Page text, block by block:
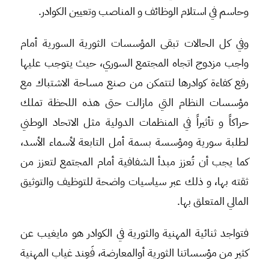
وحاسم في استلام الوظائف و المناصب وتعيين الكوادر.
وفي كل الحالات تبقى المؤسسات الثورية السورية أمام
واجب مزدوج اتجاه المجتمع السوري، حيث يتوجب عليها
رفع كفاءة كوادرها لتتمكن من صنع مساحة الاشتباك مع
مؤسسات النظام التي مازالت حتى هذه اللحظة تملك
حراكاً و تأثيراً في المنظمات الدولية مثل الاتحاد الوطني
لطلبة سورية ومؤسسة بسمة أمل التابعة لأسماء الأسد،
كما يجب أن تُعزز مبدأ الشفافية أمام المجتمع لتعزز من
ثقته بها، و ذلك عبر سياسيات واضحة للتوظيف والتوثيق
المالي المتعلق بها.
فتواجد ثنائية المهنية والثورية في الكوادر هو مايغيب عن
كثير من مؤسساتنا الثورية أوالمعارضة، فَعِند غياب المهنية